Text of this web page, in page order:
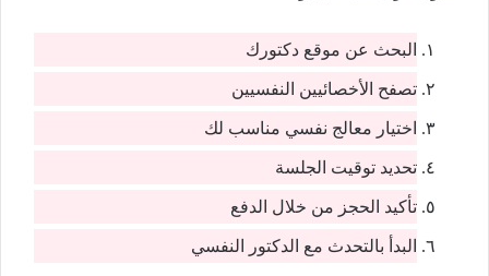
البحث عن موقع دكتورك
تصفح الأخصائيين النفسيين
اختيار معالج نفسي مناسب لك
تحديد توقيت الجلسة
تأكيد الحجز من خلال الدفع
البدأ بالتحدث مع الدكتور النفسي